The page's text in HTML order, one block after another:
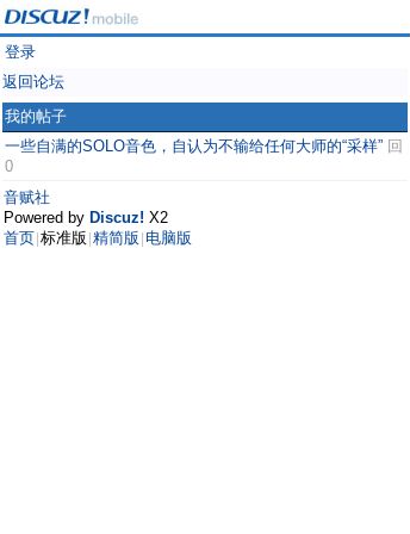
登录
返回论坛
我的帖子
一些自满的SOLO音色，自认为不输给任何大师的“采样” 回
0
音赋社
Powered by Discuz! X2
首页 标准版 精简版 电脑版